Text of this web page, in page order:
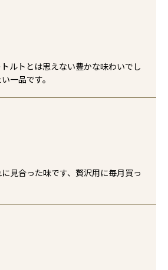
ルトとは思えない豊かな味わいでし
一品です。
見合った味です、贅沢用に毎月買っ